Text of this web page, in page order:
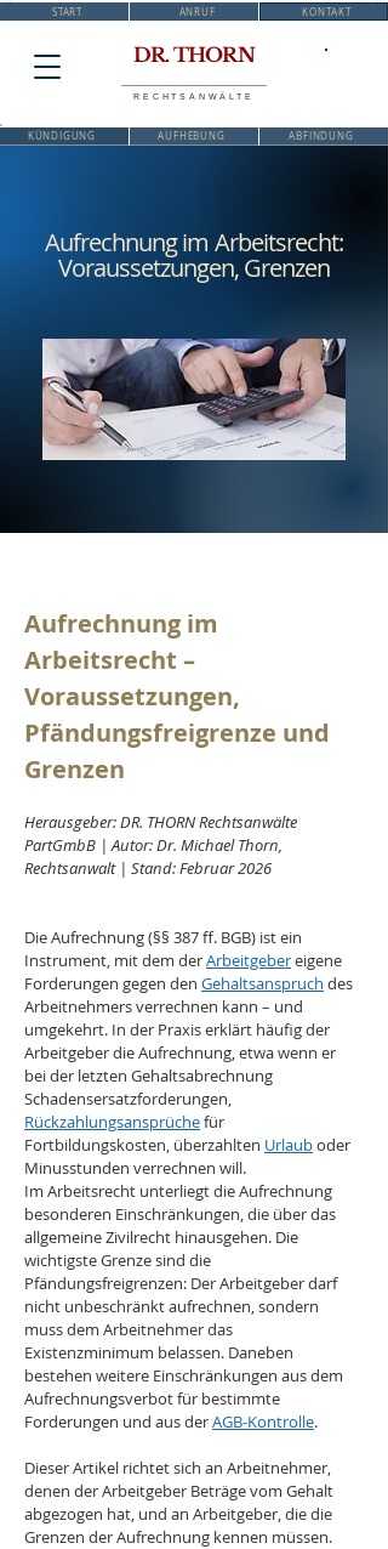
START ANRUF KONTAKT
DR. THORN
RECHTSANWÄLTE
KÜNDIGUNG AUFHEBUNG ABFINDUNG
Aufrechnung im Arbeitsrecht:
Voraussetzungen, Grenzen
Aufrechnung im
Arbeitsrecht –
Voraussetzungen,
Pfändungsfreigrenze und
Grenzen
Herausgeber: DR. THORN Rechtsanwälte
PartGmbB | Autor: Dr. Michael Thorn,
Rechtsanwalt | Stand: Februar 2026
Die Aufrechnung (§§ 387 ff. BGB) ist ein
Instrument, mit dem der Arbeitgeber eigene
Forderungen gegen den Gehaltsanspruch des
Arbeitnehmers verrechnen kann – und
umgekehrt. In der Praxis erklärt häufig der
Arbeitgeber die Aufrechnung, etwa wenn er
bei der letzten Gehaltsabrechnung
Schadensersatzforderungen,
Rückzahlungsansprüche für
Fortbildungskosten, überzahlten Urlaub oder
Minusstunden verrechnen will.
Im Arbeitsrecht unterliegt die Aufrechnung
besonderen Einschränkungen, die über das
allgemeine Zivilrecht hinausgehen. Die
wichtigste Grenze sind die
Pfändungsfreigrenzen: Der Arbeitgeber darf
nicht unbeschränkt aufrechnen, sondern
muss dem Arbeitnehmer das
Existenzminimum belassen. Daneben
bestehen weitere Einschränkungen aus dem
Aufrechnungsverbot für bestimmte
Forderungen und aus der AGB-Kontrolle.
Dieser Artikel richtet sich an Arbeitnehmer,
denen der Arbeitgeber Beträge vom Gehalt
abgezogen hat, und an Arbeitgeber, die die
Grenzen der Aufrechnung kennen müssen.